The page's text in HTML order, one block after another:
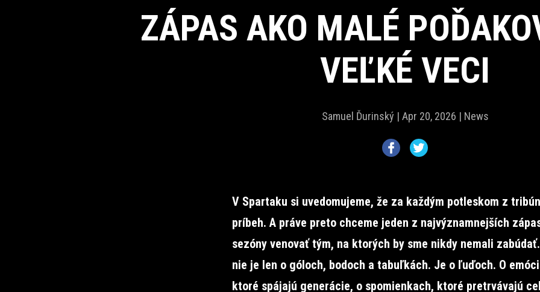
ZÁPAS AKO MALÉ
VEĽKÉ VECI
Samuel Ďurinský | Apr 20, 2026 | News
V Spartaku si uvedomujeme, že za každým potleskom z
príbeh. A práve preto chceme jeden z najvýznamnejších
sezóny venovať tým, na ktorých by sme nikdy nemali
nie je len o góloch, bodoch a tabuľkách. Je o ľuďoch. O
ktoré spájajú generácie, o spomienkach, ktoré pretrvávajú